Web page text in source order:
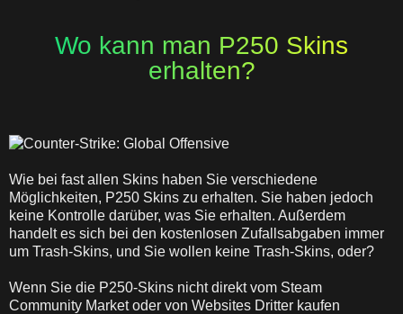
Wo kann man P250 Skins
erhalten?
Wie bei fast allen Skins haben Sie verschiedene
Möglichkeiten, P250 Skins zu erhalten. Sie haben jedoch
keine Kontrolle darüber, was Sie erhalten. Außerdem
handelt es sich bei den kostenlosen Zufallsabgaben immer
um Trash-Skins, und Sie wollen keine Trash-Skins, oder?
Wenn Sie die P250-Skins nicht direkt vom Steam
Community Market oder von Websites Dritter kaufen